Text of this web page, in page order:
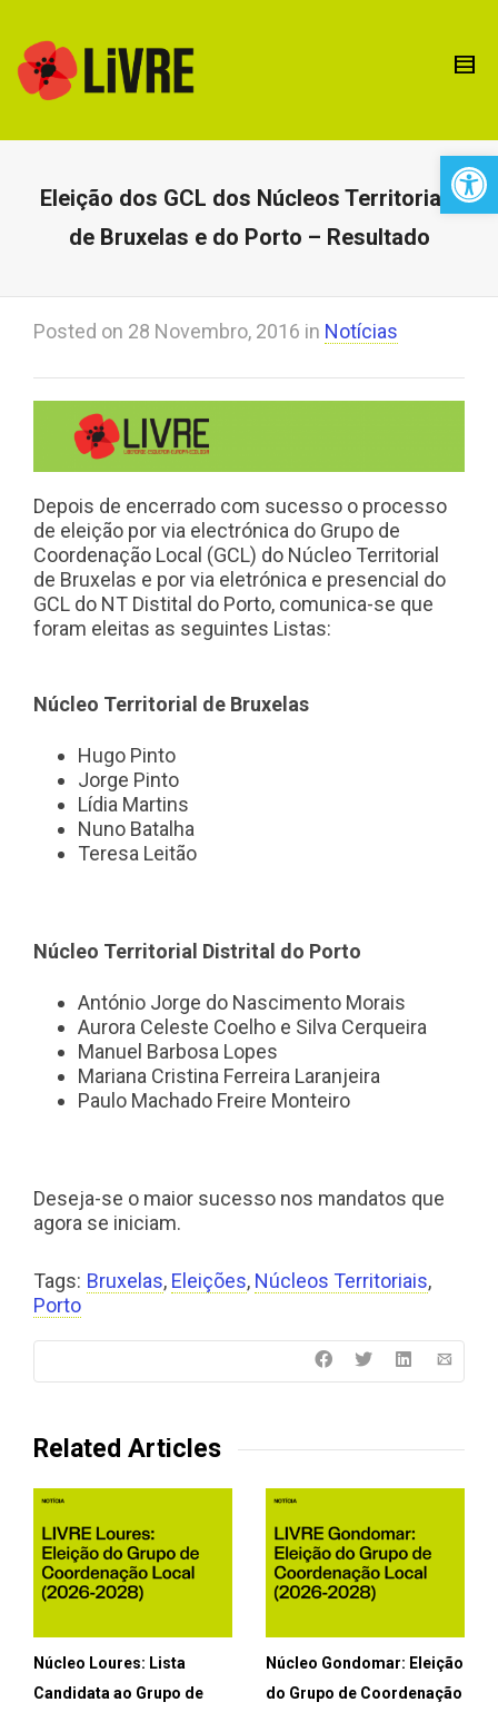
Eleição dos GCL dos Núcleos Territoriais
de Bruxelas e do Porto – Resultado
Posted on 28 Novembro, 2016 in Notícias
Depois de encerrado com sucesso o processo
de eleição por via electrónica do Grupo de
Coordenação Local (GCL) do Núcleo Territorial
de Bruxelas e por via eletrónica e presencial do
GCL do NT Distital do Porto, comunica-se que
foram eleitas as seguintes Listas:
Núcleo Territorial de Bruxelas
Hugo Pinto
Jorge Pinto
Lídia Martins
Nuno Batalha
Teresa Leitão
Núcleo Territorial Distrital do Porto
António Jorge do Nascimento Morais
Aurora Celeste Coelho e Silva Cerqueira
Manuel Barbosa Lopes
Mariana Cristina Ferreira Laranjeira
Paulo Machado Freire Monteiro
Deseja-se o maior sucesso nos mandatos que
agora se iniciam.
Tags: Bruxelas, Eleições, Núcleos Territoriais,
Porto
Related Articles
Núcleo Loures: Lista
Candidata ao Grupo de
Núcleo Gondomar: Eleição
do Grupo de Coordenação